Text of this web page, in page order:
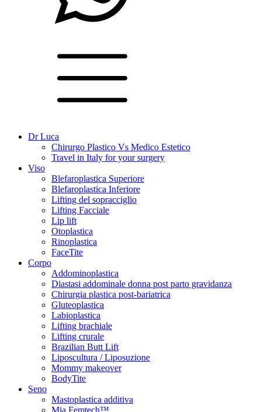
Dr Luca
Chirurgo Plastico Vs Medico Estetico
Travel in Italy for your surgery
Viso
Blefaroplastica Superiore
Blefaroplastica Inferiore
Lifting del sopracciglio
Lifting Facciale
Lip lift
Otoplastica
Rinoplastica
FaceTite
Corpo
Addominoplastica
Diastasi addominale donna post parto gravidanza
Chirurgia plastica post-bariatrica
Gluteoplastica
Labioplastica
Lifting brachiale
Lifting crurale
Brazilian Butt Lift
Liposcultura / Liposuzione
Mommy makeover
BodyTite
Seno
Mastoplastica additiva
Mia Femtech™